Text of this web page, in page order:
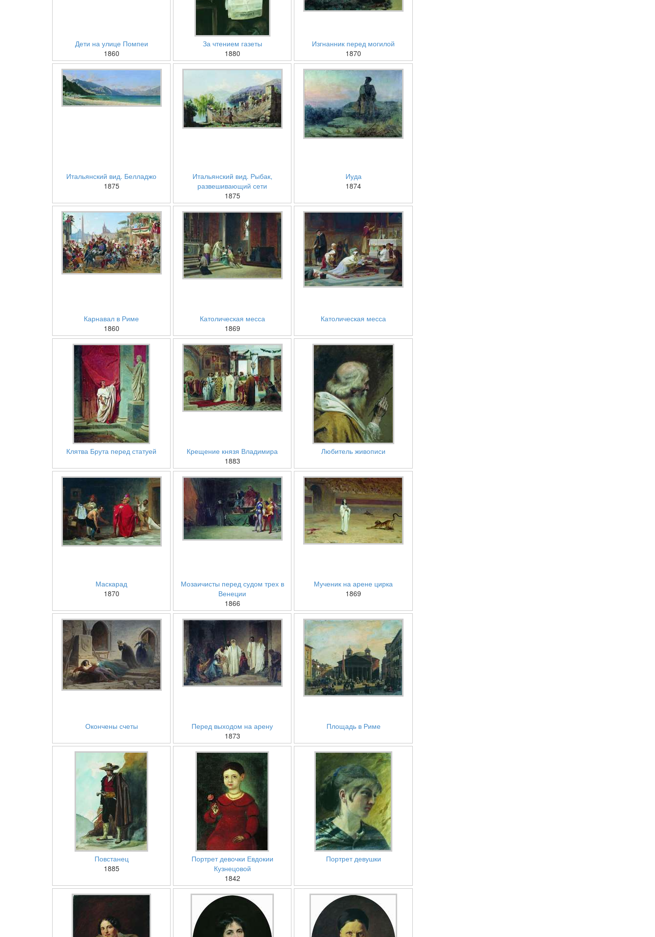
Дети на улице Помпеи
1860
За чтением газеты
1880
Изгнанник перед могилой
1870
Итальянский вид. Белладжо
1875
Итальянский вид. Рыбак,
развешивающий сети
1875
Иуда
1874
Карнавал в Риме
1860
Католическая месса
1869
Католическая месса
Клятва Брута перед статуей
Крещение князя Владимира
1883
Любитель живописи
Маскарад
1870
Мозаичисты перед судом трех в
Венеции
1866
Мученик на арене цирка
1869
Окончены счеты
Перед выходом на арену
1873
Площадь в Риме
Повстанец
1885
Портрет девочки Евдокии
Кузнецовой
1842
Портрет девушки